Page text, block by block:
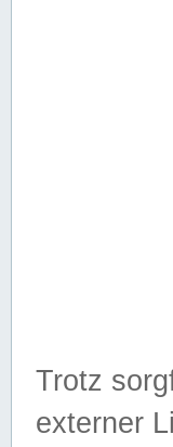
Trotz
externer